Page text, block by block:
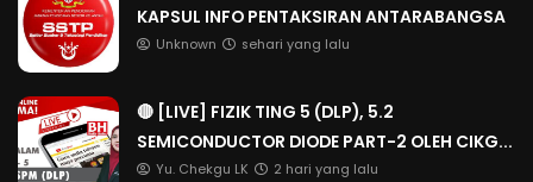
KAPSUL INFO PENTAKSIRAN ANTARABANGSA
Unknown sehari yang lalu
🔴 [LIVE] FIZIK TING 5 (DLP), 5.2
SEMICONDUCTOR DIODE PART-2 OLEH CIKG...
Yu. Chekgu LK 2 hari yang lalu